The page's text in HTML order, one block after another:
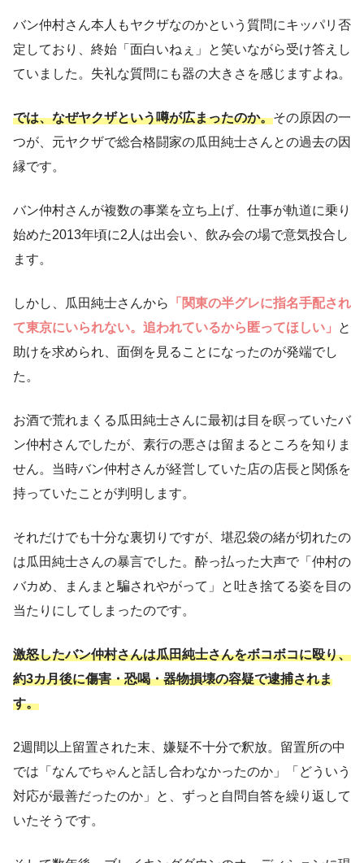
バン仲村さん本人もヤクザなのかという質問にキッパリ否
定しており、終始「面白いねぇ」と笑いながら受け答えし
ていました。失礼な質問にも器の大きさを感じますよね。
では、なぜヤクザという噂が広まったのか。その原因の一
つが、元ヤクザで総合格闘家の瓜田純士さんとの過去の因
縁です。
バン仲村さんが複数の事業を立ち上げ、仕事が軌道に乗り
始めた2013年頃に2人は出会い、飲み会の場で意気投合し
ます。
しかし、瓜田純士さんから
「関東の半グレに指名手配され
て東京にいられない。追われているから匿ってほしい」
と
助けを求められ、面倒を見ることになったのが発端でし
た。
お酒で荒れまくる瓜田純士さんに最初は目を瞑っていたバ
ン仲村さんでしたが、素行の悪さは留まるところを知りま
せん。当時バン仲村さんが経営していた店の店長と関係を
持っていたことが判明します。
それだけでも十分な裏切りですが、堪忍袋の緒が切れたの
は瓜田純士さんの暴言でした。酔っ払った大声で「仲村の
バカめ、まんまと騙されやがって」と吐き捨てる姿を目の
当たりにしてしまったのです。
激怒したバン仲村さんは瓜田純士さんをボコボコに殴り、
約3カ月後に傷害・恐喝・器物損壊の容疑で逮捕されま
す。
2週間以上留置された末、嫌疑不十分で釈放。留置所の中
では「なんでちゃんと話し合わなかったのか」「どういう
対応が最善だったのか」と、ずっと自問自答を繰り返して
いたそうです。